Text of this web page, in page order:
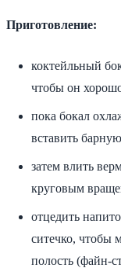
Приготовление:
коктейльный
чтобы он
пока бокал
вставить
затем влить
круговым
отцедить
ситечко, чтобы
полость (файн-